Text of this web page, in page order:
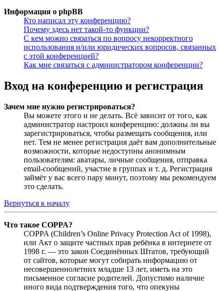
Информация о phpBB
Кто написал эту конференцию?
Почему здесь нет такой-то функции?
С кем можно связаться по вопросу некорректного
использования и/или юридических вопросов, связанных
с этой конференцией?
Как мне связаться с администратором конференции?
Вход на конференцию и регистрация
Зачем мне нужно регистрироваться?
Вы можете этого и не делать. Всё зависит от того, как
администратор настроил конференцию: должны ли вы
зарегистрироваться, чтобы размещать сообщения, или
нет. Тем не менее регистрация даёт вам дополнительные
возможности, которые недоступны анонимным
пользователям: аватары, личные сообщения, отправка
email-сообщений, участие в группах и т. д. Регистрация
займёт у вас всего пару минут, поэтому мы рекомендуем
это сделать.
Вернуться к началу
Что такое COPPA?
COPPA (Children’s Online Privacy Protection Act of 1998),
или Акт о защите частных прав ребёнка в интернете от
1998 г. — это закон Соединённых Штатов, требующий
от сайтов, которые могут собирать информацию от
несовершеннолетних младше 13 лет, иметь на это
письменное согласие родителей. Допустимо наличие
иного вида подтверждения того, что опекуны